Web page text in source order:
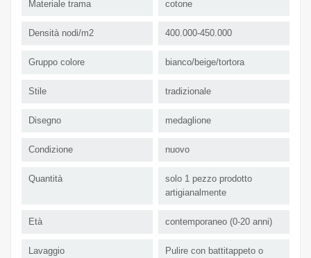
Materiale trama cotone
Densità nodi/m2 400.000-450.000
Gruppo colore bianco/beige/tortora
Stile tradizionale
Disegno medaglione
Condizione nuovo
Quantità
solo 1 pezzo prodotto
artigianalmente
Età contemporaneo (0-20 anni)
Lavaggio
Pulire con battitappeto o